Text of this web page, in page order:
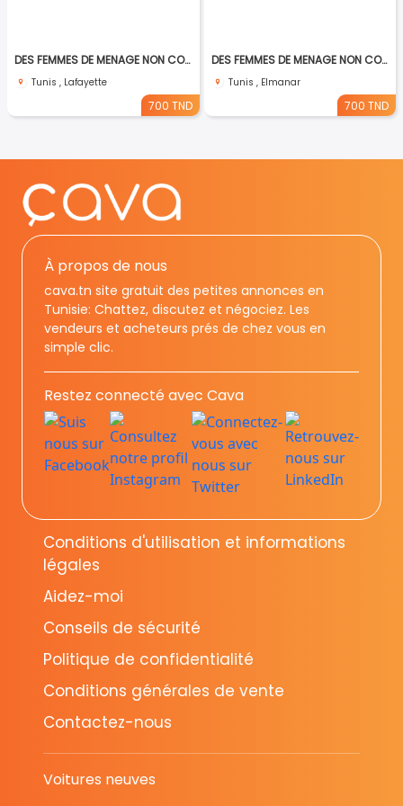
DES FEMMES DE MENAGE NON COUCHANTES A Lafayette
Tunis , Lafayette
700 TND
DES FEMMES DE MENAGE NON COUCHANTES A El Manar
Tunis , Elmanar
700 TND
À propos de nous
cava.tn site gratuit des petites annonces en
Tunisie: Chattez, discutez et négociez. Les
vendeurs et acheteurs prés de chez vous en
simple clic.
Restez connecté avec Cava
Conditions d'utilisation et informations
légales
Aidez-moi
Conseils de sécurité
Politique de confidentialité
Conditions générales de vente
Contactez-nous
Voitures neuves